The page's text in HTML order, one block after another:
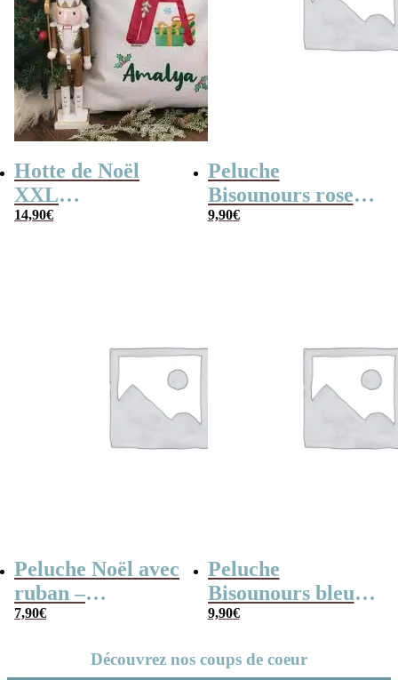
Hotte de Noël
XXL
personnalisée –
14,90€
Peluche
Bisounours rose
(15cm) – Toucâlin
9,90€
Peluche Noël avec
ruban –
Bonhomme en
7,90€
Peluche
Bisounours bleu
(15cm) –
Version 2019
9,90€
Découvrez nos coups de coeur